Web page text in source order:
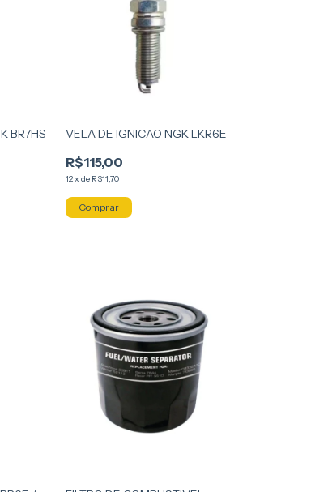
BR7HS-
VELA DE IGNICAO NGK LKR6E
R$115,00
12x de R$11,70